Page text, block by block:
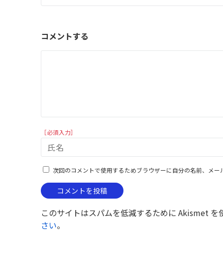
コメントする
［必須入力］
次回のコメントで使用するためブラウザーに自分の名前、メ
このサイトはスパムを低減するために Akismet を
さい。